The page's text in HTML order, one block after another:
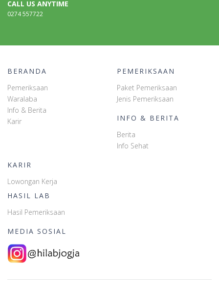
CALL US ANYTIME
0274 557722
BERANDA
Pemeriksaan
Waralaba
Info & Berita
Karir
PEMERIKSAAN
Paket Pemeriksaan
Jenis Pemeriksaan
INFO & BERITA
Berita
Info Sehat
KARIR
Lowongan Kerja
HASIL LAB
Hasil Pemeriksaan
MEDIA SOSIAL